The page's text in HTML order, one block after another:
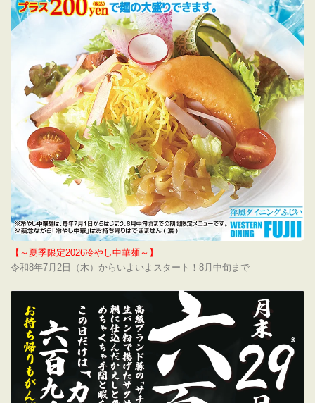
【～夏季限定2026冷やし中華麺～】
令和8年7月2日（木）からいよいよスタート！8月中旬まで